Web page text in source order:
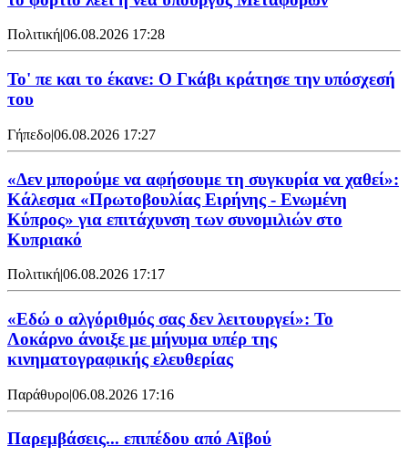
Πολιτική|06.08.2026 17:28
Το' πε και το έκανε: Ο Γκάβι κράτησε την υπόσχεσή
του
Γήπεδο|06.08.2026 17:27
«Δεν μπορούμε να αφήσουμε τη συγκυρία να χαθεί»:
Κάλεσμα «Πρωτοβουλίας Ειρήνης - Ενωμένη
Κύπρος» για επιτάχυνση των συνομιλιών στο
Κυπριακό
Πολιτική|06.08.2026 17:17
«Εδώ ο αλγόριθμός σας δεν λειτουργεί»: Το
Λοκάρνο άνοιξε με μήνυμα υπέρ της
κινηματογραφικής ελευθερίας
Παράθυρο|06.08.2026 17:16
Παρεμβάσεις... επιπέδου από Αϊβού